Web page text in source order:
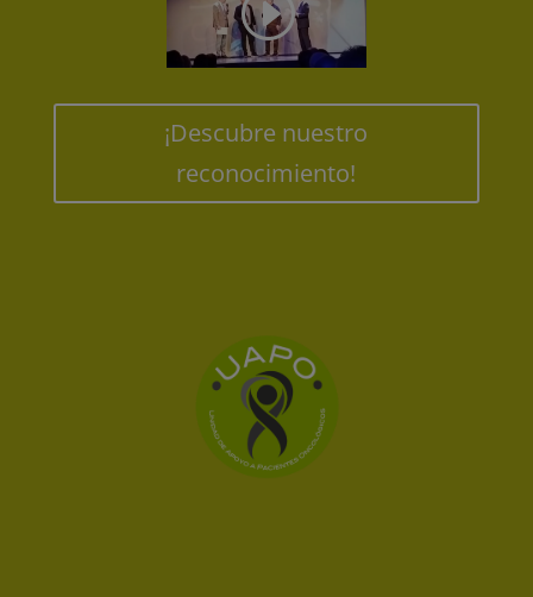
¡Descubre nuestro
reconocimiento!